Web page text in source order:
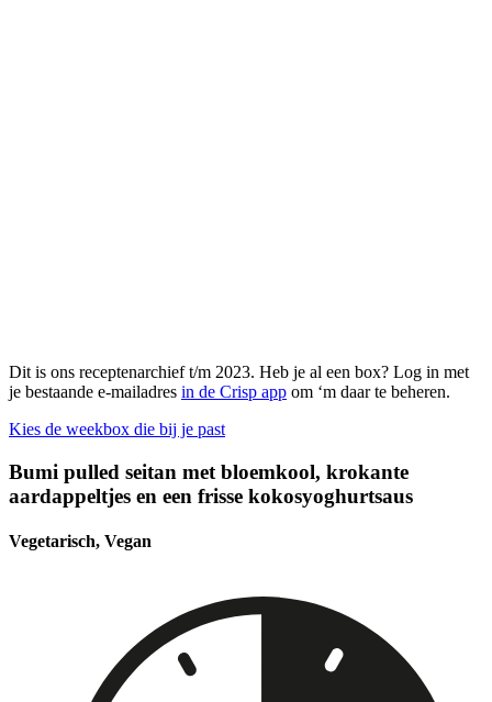
Dit is ons receptenarchief t/m 2023. Heb je al een box? Log in met
je bestaande e-mailadres in de Crisp app om ‘m daar te beheren.
Kies de weekbox die bij je past
Bumi pulled seitan met bloemkool, krokante
aardappeltjes en een frisse kokosyoghurtsaus
Vegetarisch, Vegan